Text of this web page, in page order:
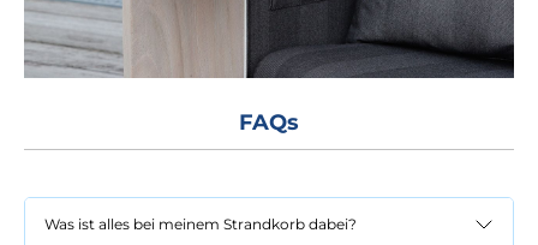
FAQs
Was ist alles bei meinem Strandkorb dabei?